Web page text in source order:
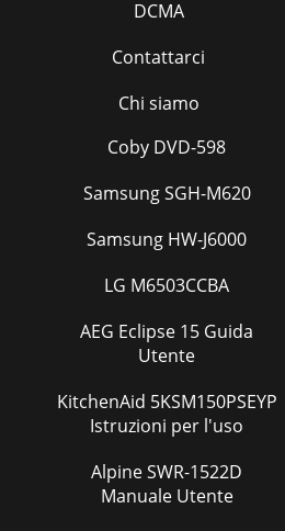
DCMA
Contattarci
Chi siamo
Coby DVD-598
Samsung SGH-M620
Samsung HW-J6000
LG M6503CCBA
AEG Eclipse 15 Guida
Utente
KitchenAid 5KSM150PSEYP
Istruzioni per l'uso
Alpine SWR-1522D
Manuale Utente